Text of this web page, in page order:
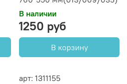
В наличии
1250 руб
В корзину
арт: 1311155